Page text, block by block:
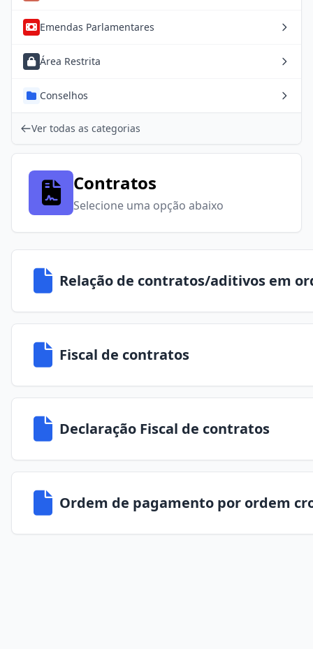
Emendas Parlamentares
Área Restrita
Conselhos
Ver todas as categorias
Contratos
Selecione uma opção abaixo
Relação de contratos/aditivos em
Fiscal de contratos
Declaração Fiscal de contratos
Ordem de pagamento por ordem